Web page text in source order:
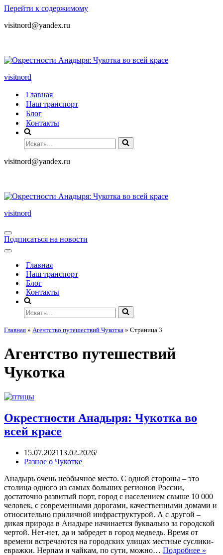
Перейти к содержимому
visitnord@yandex.ru
visitnord
Главная
Наш транспорт
Блог
Контакты
visitnord@yandex.ru
visitnord
Подписаться на новости
Главная
Наш транспорт
Блог
Контакты
Главная » Агентство путешествий Чукотка » Страница 3
Агентство путешествий
Чукотка
Окрестности Анадыря: Чукотка во
всей красе
15.07.202113.02.2026
Разное о Чукотке
Анадырь очень необычное место. С одной стороны – это
столица одного из самых больших регионов России,
достаточно развитый порт, город с населением свыше 10 000
человек, с современными дорогами, качественными домами и
относительно приличной инфраструктурой. А с другой –
дикая природа в Анадыре начинается буквально за городской
чертой. Нет-нет, да и забредет в город медведь. Время от
времени встречаются на городских улицах местные суслики-
евражки. Нерпам и чайкам, по сути, можно… Подробнее »